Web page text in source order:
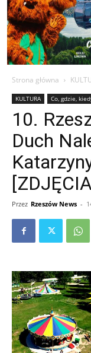
Strona główna
KULTURA Co, gdzie,
10.
Duch
Przez Rzeszów News -